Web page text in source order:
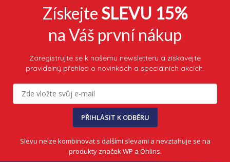
Získejte SLEVU 15%
na Váš první nákup
Zaregistrujte se k našemu newsletteru a získávejte
pravidelný přehled o novinkách a speciálních akcích.
PŘIHLÁSIT K ODBĚRU
Slevu nelze kombinovat s dalšími slevami a nevztahuje se na
produkty značek WP a Öhlins.